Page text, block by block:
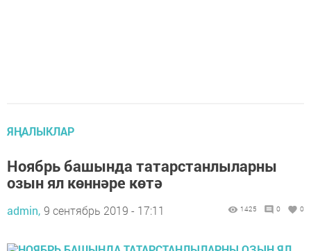
ЯҢАЛЫКЛАР
Ноябрь башында татарстанлыларны
озын ял көннәре көтә
admin, 9 сентябрь 2019 - 17:11 1425 0 0